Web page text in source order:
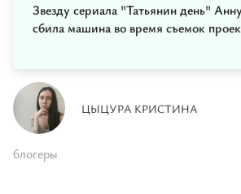
Звезду сериала "Татьянин день"
сбила машина во время съемок
ЦЫЦУРА КРИСТИНА
блогеры